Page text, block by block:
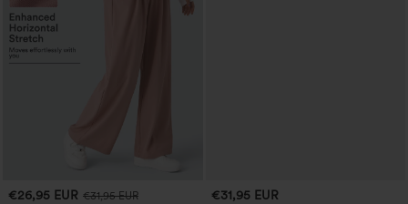
€26,95 EUR €31,95 EUR
€31,95 EUR